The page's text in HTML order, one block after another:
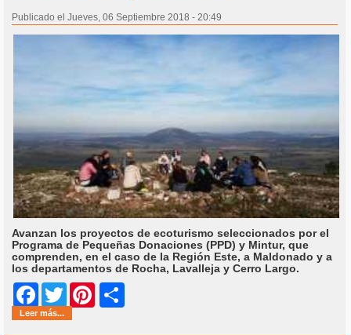
Publicado el Jueves, 06 Septiembre 2018 - 20:49
Avanzan los proyectos de ecoturismo seleccionados por el
Programa de Pequeñas Donaciones (PPD) y Mintur, que
comprenden, en el caso de la Región Este, a Maldonado y a
los departamentos de Rocha, Lavalleja y Cerro Largo.
Facebook
Twitter Pinterest
Leer más...